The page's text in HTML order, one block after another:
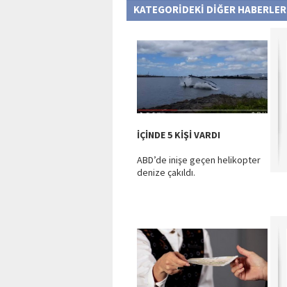
KATEGORİDEKİ DİĞER HABERLER
İÇİNDE 5 KİŞİ VARDI
ABD’de inişe geçen helikopter
denize çakıldı.